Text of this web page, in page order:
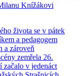
Knížákovi
života se v pátek
a pedagogem
a zároveň
zemřela 26.
začalo v jedenáct